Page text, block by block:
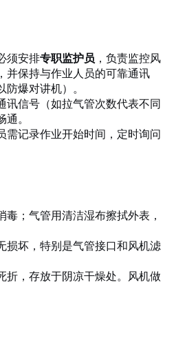
须安排专职监护员 ，负责监控风
并保持与作业人员的可靠通讯
防爆对讲机）。
讯信号（如拉气管次数代表不同
。
需记录作业开始时间，定时询问
毒；气管用清洁湿布擦拭外表，
损坏，特别是气管接口和风机滤
折，存放于阴凉干燥处。风机做